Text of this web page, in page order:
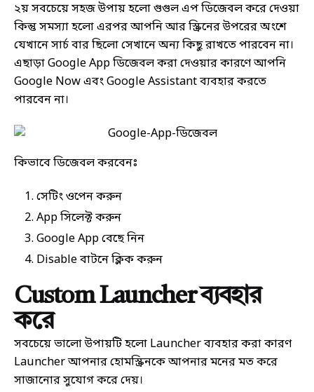
২য় সবচেয়ে সহজ উপায় হলো গুগুল এপ ডিজেবল করে দেওয়া
কিন্তু সমস্যা হলো এরপর আপনি আর স্ক্রিনের উপরের অংশে
যেখানে সার্চ বার ছিলো সেখানে অন্য কিছু রাখতে পারবেন না।
এছাড়া Google App ডিজেবল করা দেওয়ার কারণে আপনি
Google Now এবং Google Assistant ব্যবহার করতে
পারবেন না।
কিভাবে ডিজেবল করবেনঃ
সেটিং ওপেন করুন
App সিলেক্ট করুন
Google App বেছে নিন
Disable বাটনে ক্লিক করুন
Custom Launcher ব্যবহার
করে
সবচেয়ে ভালো উপায়টি হলো Launcher ব্যবহার করা কারণ
Launcher আপনার হোমস্ক্রিনকে আপনার মনের মত করে
সাজানোর সুযোগ করে দেয়।